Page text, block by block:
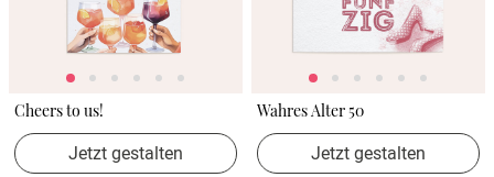
Cheers to us!
Jetzt gestalten
Wahres Alter 50
Jetzt gestalten